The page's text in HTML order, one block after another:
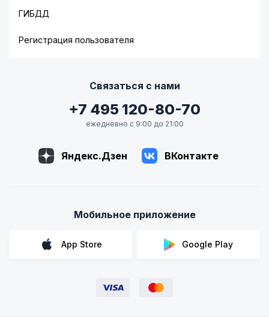
ГИБДД
Регистрация пользователя
Связаться с нами
+7 495 120-80-70
ежедневно с 9:00 до 21:00
Яндекс.Дзен ВКонтакте
Мобильное приложение
App Store Google Play